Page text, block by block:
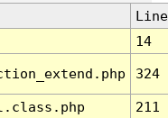
Line
14
324
211